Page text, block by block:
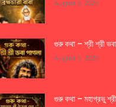
August 6, 2026
গুরু কথা – শ্রী শ্রী
August 5, 2026
গুরু কথা – মহাপ্রভু